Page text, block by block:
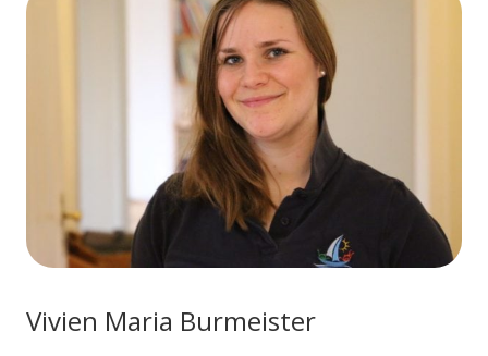
Vivien Maria Burmeister